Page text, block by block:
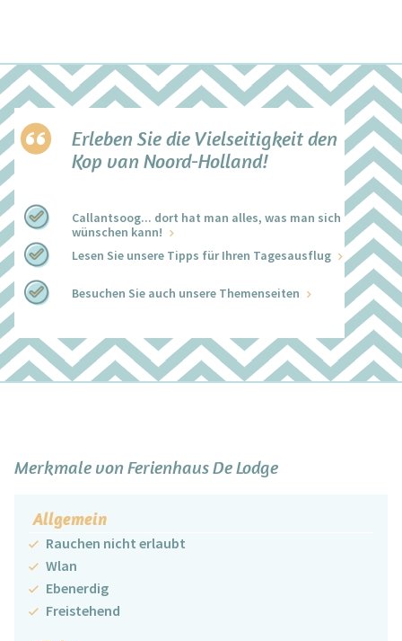
Erleben Sie die Vielseitigkeit den
Kop van Noord-Holland!
Callantsoog... dort hat man alles, was man sich
wünschen kann!
Lesen Sie unsere Tipps für Ihren Tagesausflug
Besuchen Sie auch unsere Themenseiten
+
−
Merkmale von Ferienhaus De Lodge
Allgemein
Rauchen nicht erlaubt
Wlan
Ebenerdig
Freistehend